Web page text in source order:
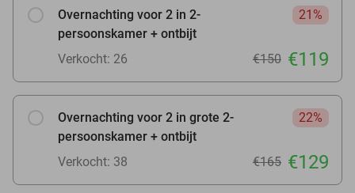
Overnachting voor 2 in 2-
persoonskamer + ontbijt
21%
Verkocht: 26 €150 €119
Overnachting voor 2 in grote 2-
persoonskamer + ontbijt
22%
Verkocht: 38 €165 €129